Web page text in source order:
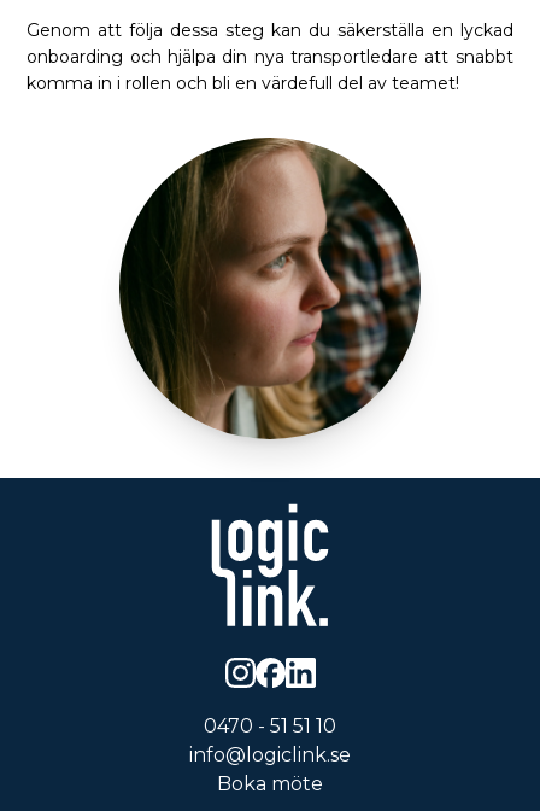
Genom att följa dessa steg kan du säkerställa en lyckad
onboarding och hjälpa din nya transportledare att snabbt
komma in i rollen och bli en värdefull del av teamet!
0470 - 51 51 10
info@logiclink.se
Boka möte